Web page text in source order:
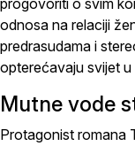
progovoriti o svim
odnosa na relaciji
predrasudama i
opterećavaju svijet
Mutne vode
Protagonist romana